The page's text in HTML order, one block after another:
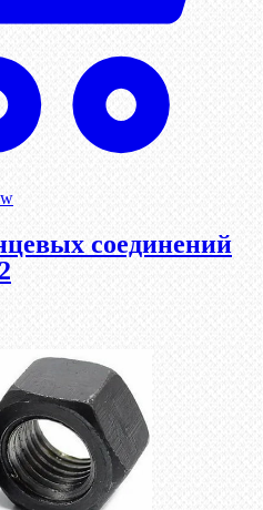
соединений